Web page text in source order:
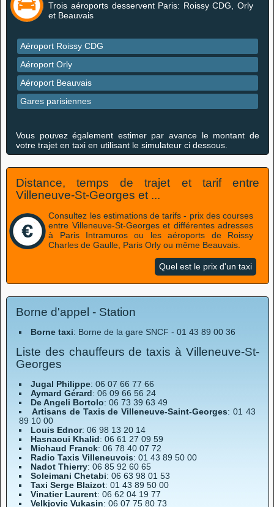
Trois aéroports desservent Paris: Roissy CDG, Orly
et Beauvais
Aéroport Roissy CDG
Aéroport Orly
Aéroport Beauvais
Gares parisiennes
Vous pouvez également estimer par avance le montant de
votre trajet en taxi en utilisant le simulateur ci dessous.
Distance, temps de trajet et tarif entre
Villeneuve-St-Georges et ...
Consultez les estimations de tarifs - prix des courses
entre Villeneuve-St-Georges et différentes adresses
à Paris Intramuros ou les aéroports de Roissy
Charles de Gaulle, Paris Orly ou même Beauvais.
Quel est le prix d'un taxi
Borne d'appel - Station
Borne taxi: Borne de la gare SNCF - 01 43 89 00 36
Liste des chauffeurs de taxis à Villeneuve-St-
Georges
Jugal Philippe: 06 07 66 77 66
Aymard Gérard: 06 09 66 56 24
De Angeli Bortolo: 06 73 39 63 49
Artisans de Taxis de Villeneuve-Saint-Georges: 01 43
89 10 00
Louis Ednor: 06 98 13 20 14
Hasnaoui Khalid: 06 61 27 09 59
Michaud Franck: 06 78 40 07 72
Radio Taxis Villeneuvois: 01 43 89 50 00
Nadot Thierry: 06 85 92 60 65
Soleimani Chetabi: 06 63 98 01 53
Taxi Serge Blaizot: 01 43 89 50 00
Vinatier Laurent: 06 62 04 19 77
Velkjovic Vukasin: 06 07 75 80 73